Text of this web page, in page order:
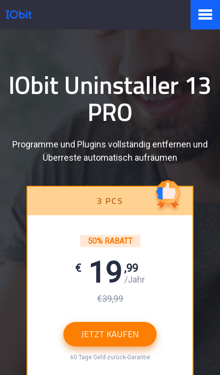
Sale
Partner
IObit Uninstaller 13
PRO
Programme und Plugins vollständig entfernen und
Überreste automatisch aufräumen
3 PCS
50% RABATT
€ 19 ,99
/Jahr
€39,99
JETZT KAUFEN
60 Tage Geld-zurück-Garantie